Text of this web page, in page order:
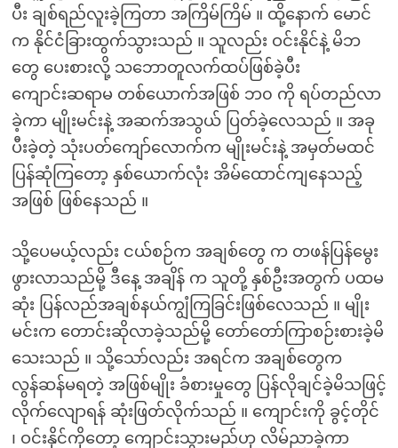
ပီး ချစ်ရည်လူးခဲ့ကြတာ အကြိမ်ကြိမ် ။ ထို့နောက် မောင်
က နိုင်ငံခြားထွက်သွားသည် ။ သူလည်း ဝင်းနိုင်နဲ့ မိဘ
တွေ ပေးစားလို့ သဘောတူလက်ထပ်ဖြစ်ခဲ့ပီး
ကျောင်းဆရာမ တစ်ယောက်အဖြစ် ဘ၀ ကို ရပ်တည်လာ
ခဲ့ကာ မျိုးမင်းနဲ့ အဆက်အသွယ် ပြတ်ခဲ့လေသည် ။ အခု
ပီးခဲ့တဲ့ သုံးပတ်ကျော်လောက်က မျိုးမင်းနဲ့ အမှတ်မထင်
ပြန်ဆုံကြတော့ နှစ်ယောက်လုံး အိမ်ထောင်ကျနေသည့်
အဖြစ် ဖြစ်နေသည် ။
သို့ပေမယ့်လည်း ငယ်စဉ်က အချစ်တွေ က တဖန်ပြန်မွေး
ဖွားလာသည်မို့ ဒီနေ့ အချိန် က သူတို့ နှစ်ဦးအတွက် ပထမ
ဆုံး ပြန်လည်အချစ်နယ်ကျွံကြခြင်းဖြစ်လေသည် ။ မျိုး
မင်းက တောင်းဆိုလာခဲ့သည်မို့ တော်တော်ကြာစဉ်းစားခဲ့မိ
သေးသည် ။ သို့သော်လည်း အရင်က အချစ်တွေက
လွန်ဆန်မရတဲ့ အဖြစ်မျိုး ခံစားမှုတွေ ပြန်လိုချင်ခဲ့မိသဖြင့်
လိုက်လျောရန် ဆုံးဖြတ်လိုက်သည် ။ ကျောင်းကို ခွင့်တိုင်
၊ ဝင်းနိုင်ကိုတော့ ကျောင်းသွားမည်ဟု လိမ်ညာခဲ့ကာ